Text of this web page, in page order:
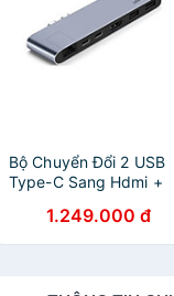
Bộ Chuyển Đổi 2 USB
Type-C Sang Hdmi +
Gigabit Lan + Type-C
PD màu Gray Ugreen
1.249.000 đ